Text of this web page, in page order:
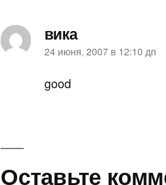
вика
пишет:
24 июня, 2007 в 12:10 дп
good
Оставьте
комментарий
Оставьте